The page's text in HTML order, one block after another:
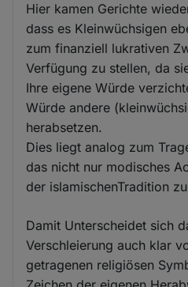
Hier kamen Gerichte
dass es Kleinwüchsigen
zum finanziell lukrativen
Verfügung zu stellen, da
Ihre eigene Würde
Würde andere
herabsetzen.
Dies liegt analog zum
das nicht nur modisches
der islamischenTradition
Damit Unterscheidet sich
Verschleierung auch klar
getragenen religiösen